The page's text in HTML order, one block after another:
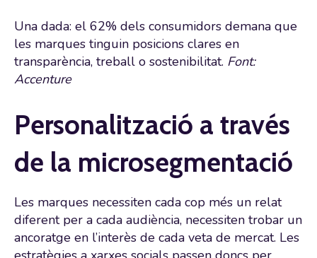
Una dada: el 62% dels consumidors demana que
les marques tinguin posicions clares en
transparència, treball o sostenibilitat. Font:
Accenture
Personalització a través
de la microsegmentació
Les marques necessiten cada cop més un relat
diferent per a cada audiència, necessiten trobar un
ancoratge en l’interès de cada veta de mercat. Les